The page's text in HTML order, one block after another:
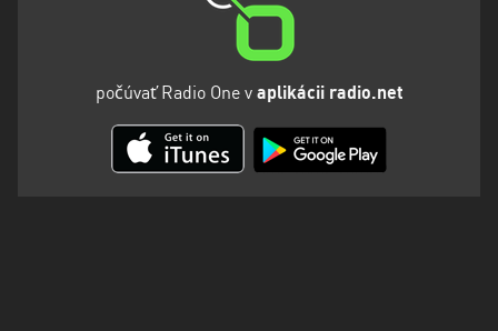
počúvať Radio One v aplikácii radio.net